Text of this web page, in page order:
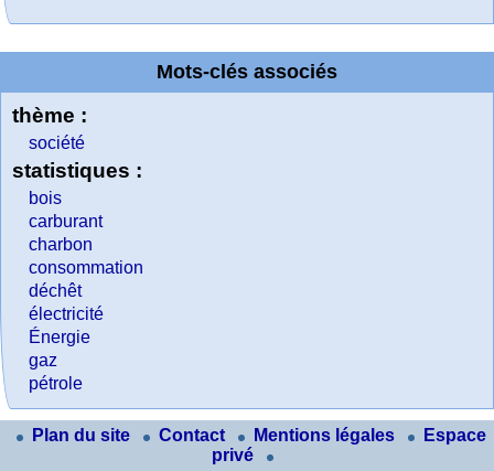
Mots-clés associés
thème :
société
statistiques :
bois
carburant
charbon
consommation
déchêt
électricité
Énergie
gaz
pétrole
Plan du site Contact Mentions légales
Espace
privé